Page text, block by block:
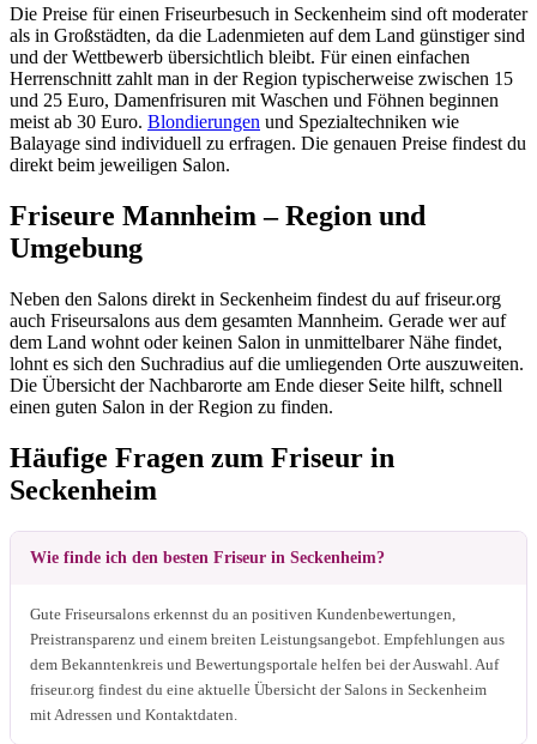
Die Preise für einen Friseurbesuch in Seckenheim sind oft moderater
als in Großstädten, da die Ladenmieten auf dem Land günstiger sind
und der Wettbewerb übersichtlich bleibt. Für einen einfachen
Herrenschnitt zahlt man in der Region typischerweise zwischen 15
und 25 Euro, Damenfrisuren mit Waschen und Föhnen beginnen
meist ab 30 Euro. Blondierungen und Spezialtechniken wie
Balayage sind individuell zu erfragen. Die genauen Preise findest du
direkt beim jeweiligen Salon.
Friseure Mannheim – Region und
Umgebung
Neben den Salons direkt in Seckenheim findest du auf friseur.org
auch Friseursalons aus dem gesamten Mannheim. Gerade wer auf
dem Land wohnt oder keinen Salon in unmittelbarer Nähe findet,
lohnt es sich den Suchradius auf die umliegenden Orte auszuweiten.
Die Übersicht der Nachbarorte am Ende dieser Seite hilft, schnell
einen guten Salon in der Region zu finden.
Häufige Fragen zum Friseur in
Seckenheim
Wie finde ich den besten Friseur in Seckenheim?
Gute Friseursalons erkennst du an positiven Kundenbewertungen,
Preistransparenz und einem breiten Leistungsangebot. Empfehlungen aus
dem Bekanntenkreis und Bewertungsportale helfen bei der Auswahl. Auf
friseur.org findest du eine aktuelle Übersicht der Salons in Seckenheim
mit Adressen und Kontaktdaten.